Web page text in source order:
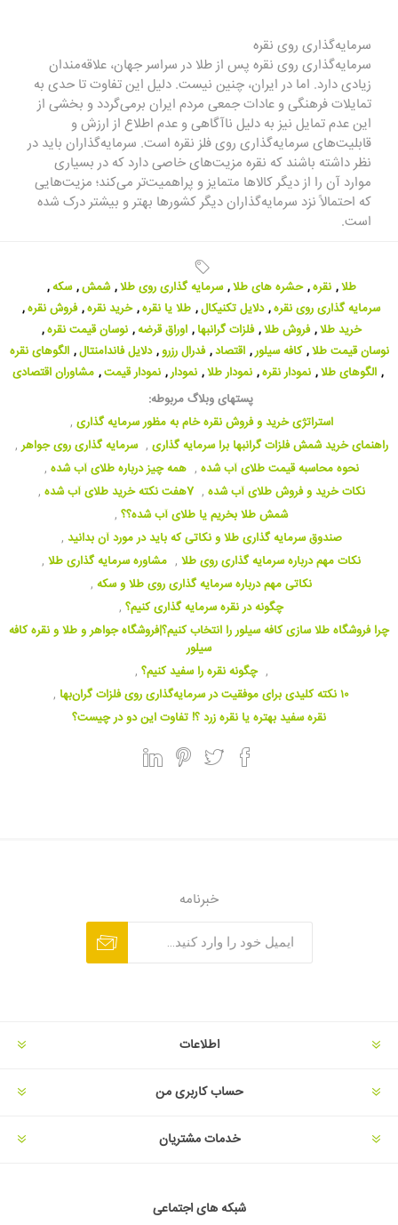
سرمایه‌گذاری روی نقره
سرمایه‌گذاری روی نقره پس از طلا در سراسر جهان، علاقه‌‌‌‌‌‌‌‌‌‌‌‌‌‌‌‌‌‌‌‌‌‌‌‌‌‌‌مندان
زیادی دارد. اما در ایران، چنین نیست. دلیل این تفاوت تا حدی به
تمایلات فرهنگی و عادات جمعی مردم ایران برمی‌گردد و بخشی از
این عدم تمایل نیز به دلیل ناآگاهی و عدم اطلاع از ارزش و
قابلیت‌های سرمایه‌گذاری روی فلز نقره است. سرمایه‌گذاران باید در
نظر داشته باشند که نقره مزیت‌های خاصی دارد که در بسیاری
موارد آن را از دیگر کالاها متمایز و پراهمیت‌تر می‌کند؛ مزیت‌هایی
که احتمالاً نزد سرمایه‌گذاران دیگر کشورها بهتر و بیشتر درک شده
است.
طلا, نقره, حشره های طلا, سرمایه گذاری روی طلا, شمش, سکه,
سرمایه گذاری روی نقره, دلایل تکنیکال, طلا یا نقره, خرید نقره, فروش نقره,
خرید طلا, فروش طلا, فلزات گرانبها , اوراق قرضه, نوسان قیمت نقره,
نوسان قیمت طلا, کافه سیلور, اقتصاد, فدرال رزرو , دلایل فاندامنتال, الگوهای نقره
, الگوهای طلا, نمودار نقره, نمودار طلا, نمودار, نمودار قیمت, مشاوران اقتصادی
پستهای وبلاگ مربوطه:
استراتژی خرید و فروش نقره خام به مظور سرمایه گذاری ,
راهنمای خرید شمش فلزات گرانبها برا سرمایه گذاری , سرمایه گذاری روی جواهر ,
نحوه محاسبه قیمت طلای آب شده , همه چیز درباره طلای آب شده ,
نکات خرید و فروش طلای آب شده , 7هفت نکته خرید طلای آب شده
,
شمش طلا بخریم یا طلای آب شده؟؟ ,
صندوق سرمایه گذاری طلا و نکاتی که باید در مورد آن بدانید ,
نکات مهم درباره سرمایه گذاری روی طلا , مشاوره سرمایه گذاری طلا ,
نکاتی مهم درباره سرمایه گذاری روی طلا و سکه ,
چگونه در نقره سرمایه گذاری کنیم؟ ,
چرا فروشگاه طلا سازی کافه سیلور را انتخاب کنیم؟|فروشگاه جواهر و طلا و نقره کافه
سیلور
, چگونه نقره را سفید کنیم؟ ,
۱۰ نکته کلیدی برای موفقیت در سرمایه‌گذاری روی فلزات گران‌بها
,
نقره سفید بهتره یا نقره زرد ؟! تفاوت این دو در چیست؟
خبرنامه
اطلاعات
حساب کاربری من
خدمات مشتریان
شبکه های اجتماعی